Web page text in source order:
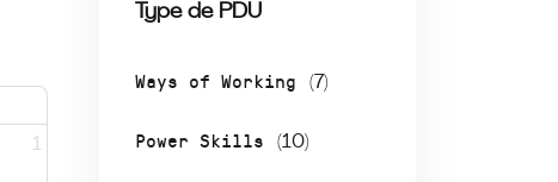
Type de PDU
Ways of Working (7)
Power Skills (10)
1